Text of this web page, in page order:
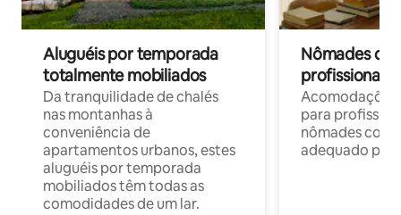
Aluguéis por temporada
totalmente mobiliados
Da tranquilidade de chalés
nas montanhas à
conveniência de
apartamentos urbanos, estes
aluguéis por temporada
mobiliados têm todas as
comodidades de um lar.
Nômades
profissionais
para
nômades com
adequado